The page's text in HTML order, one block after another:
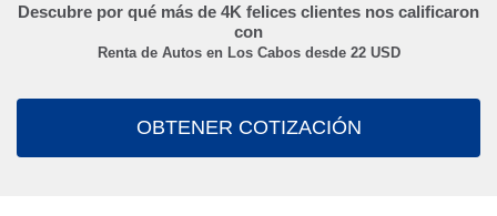
Descubre por qué más de 4K felices clientes nos calificaron
con
Renta de Autos en Los Cabos desde 22USD
OBTENER COTIZACIÓN